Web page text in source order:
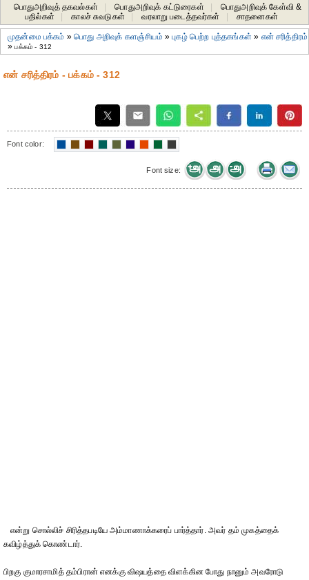
பொதுஅறிவுத் தகவல்கள் பொதுஅறிவுக் கட்டுரைகள்
பொதுஅறிவுக் கேள்வி &
பதில்கள்
காலச் சுவடுகள் வரலாறு படைத்தவர்கள் சாதனைகள்‎
முதன்மை பக்கம் »பொது அறிவுக் களஞ்சியம் »புகழ் பெற்ற புத்தகங்கள் » என் சரித்திரம்
»பக்கம் - 312
என் சரித்திரம் - பக்கம் - 312
Font color:
Font size:
என்று சொல்லிச் சிரித்தபடியே அம்மாணாக்கரைப் பார்த்தார். அவர் தம் முகத்தைக்
கவிழ்த்துக் கொண்டார்.
பிறகு குமாரசாமித் தம்பிரான் எனக்கு விஷயத்தை விளக்கின போது நானும் அவரோடு